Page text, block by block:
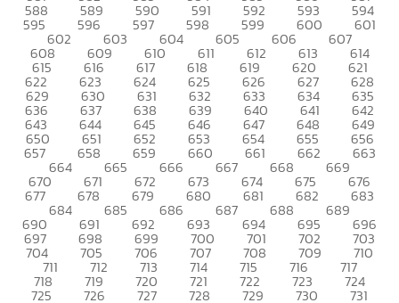
588 589 590 591 592 593 594
595 596 597 598 599 600 601
602 603 604 605 606 607
608 609 610 611 612 613 614
615 616 617 618 619 620 621
622 623 624 625 626 627 628
629 630 631 632 633 634 635
636 637 638 639 640 641 642
643 644 645 646 647 648 649
650 651 652 653 654 655 656
657 658 659 660 661 662 663
664 665 666 667 668 669
670 671 672 673 674 675 676
677 678 679 680 681 682 683
684 685 686 687 688 689
690 691 692 693 694 695 696
697 698 699 700 701 702 703
704 705 706 707 708 709 710
711 712 713 714 715 716 717
718 719 720 721 722 723 724
725 726 727 728 729 730 731